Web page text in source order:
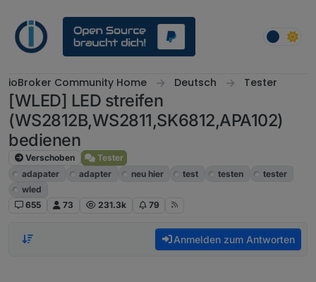
ioBroker Community Home Deutsch Tester
[WLED] LED streifen
(WS2812B,WS2811,SK6812,APA102)
bedienen
Verschoben
Tester
adapater
adapter neu hier test testen
tester
wled
655
73 231.3k 79
Anmelden zum Antworten